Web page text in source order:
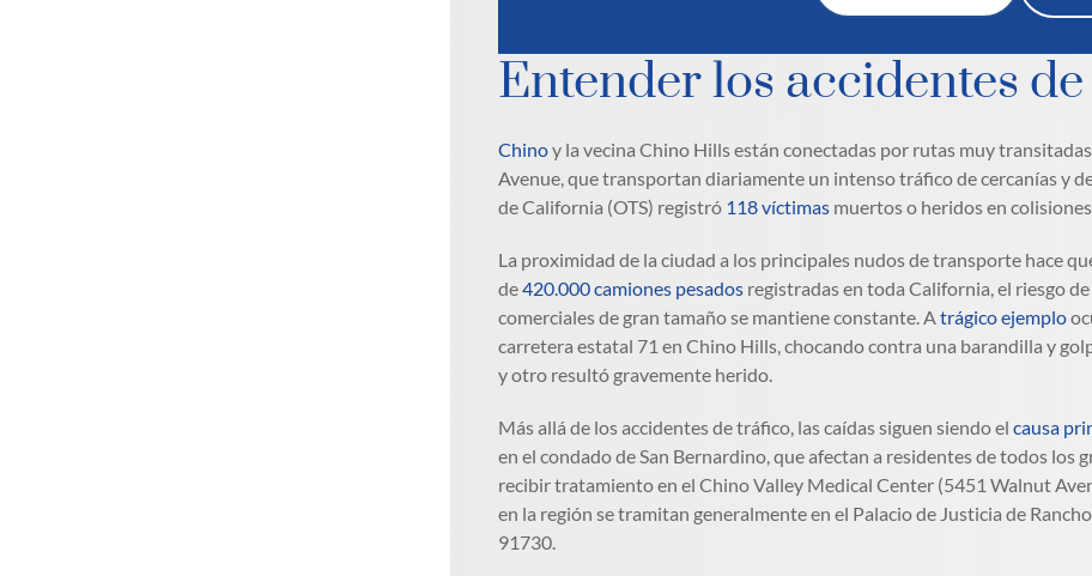
Entender los accidentes
Chinoy la vecina Chino Hills están conectadas por rutas muy
Avenue, que transportan diariamente un intenso tráfico de cercanías y
de California (OTS) registró 118 víctimas muertos o heridos en
La proximidad de la ciudad a los principales nudos de transporte hace
de420.000 camiones pesados registradas en toda California, el riesgo
comerciales de gran tamaño se mantiene constante. A trágico ejemplo
carretera estatal 71 en Chino Hills, chocando contra una barandilla y
y otro resultó gravemente herido.
Más allá de los accidentes de tráfico, las caídas siguen siendo el causa
en el condado de San Bernardino, que afectan a residentes de todos los
recibir tratamiento en el Chino Valley Medical Center (5451 Walnut
en la región se tramitan generalmente en el Palacio de Justicia de
91730.